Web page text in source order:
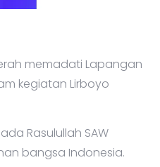
memadati Lapangan
kegiatan Lirboyo
Rasulullah SAW
bangsa Indonesia.